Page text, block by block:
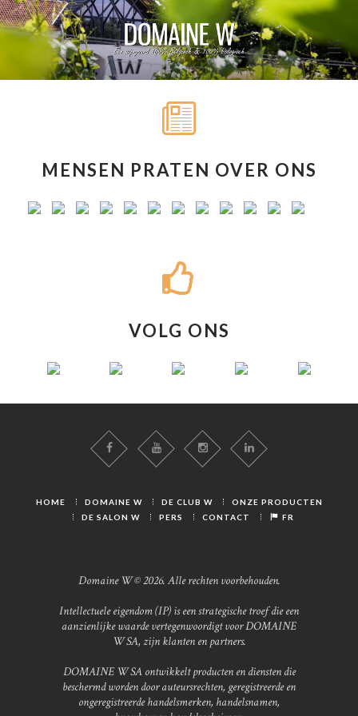
MENSEN PRATEN OVER ONS
VOLG ONS
HOME DOMAINE W DE CLUB W
ONZE PRODUCTEN
DE SALON W
PERS CONTACT FR
Domaine W © 2026. Alle rechten voorbehouden.
Intellectuele eigendom (IP) is een strategische troef die een
aanzienlijke waarde vertegenwoordigt voor DOMAINE
W SA, zijn klanten en partners.
DOMAINE W SA ontwikkelt producten en diensten die
beschermd worden door auteursrechten, geregistreerde en
ongeregistreerde handelsmerken, handelsnamen,